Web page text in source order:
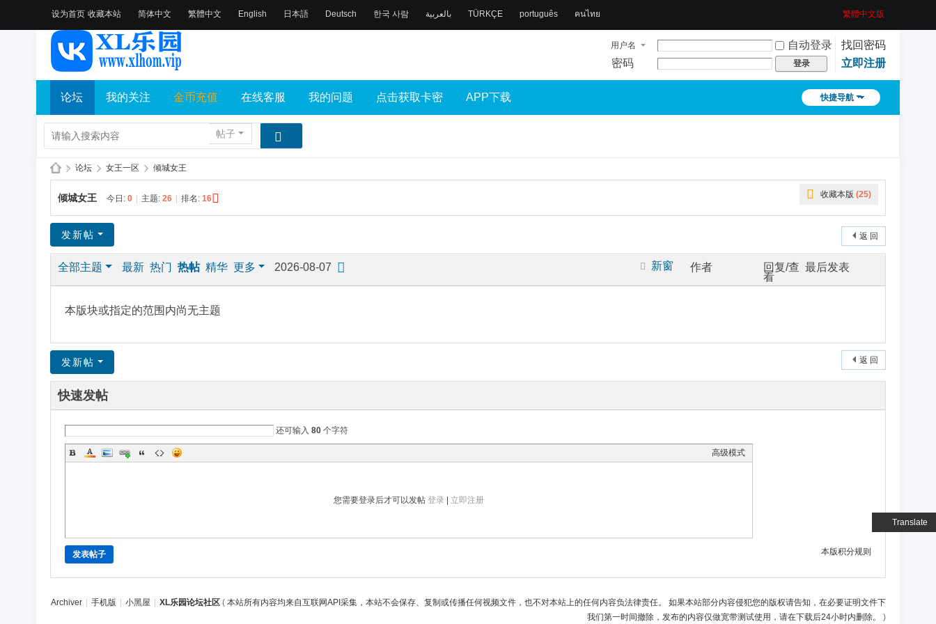
设为首页 收藏本站
Translate
简体中文 繁體中文 English 日本語 Deutsch 한국 사람 بالعربية TÜRKÇE português คนไทย 繁體中文版
用户名 自动登录
找回密码
密码
登录 立即注册
快捷导航
论坛 我的关注 金币充值 在线客服 我的问题 点击获取卡密 APP下载
帖子
乐
园
论
坛
» 论坛 › 女王一区 › 倾城女王
收藏本版 (25)
倾城女王 今日: 0 主题: 26 排名: 16
返 回
发新帖
新窗
全部主题 最新 热门 热帖 精华 更多 2026-08-07 作者
回复/查
看
最后发表
本版块或指定的范围内尚无主题
返 回
发新帖
快速发帖
还可输入 80 个字符
高级模式
您需要登录后才可以发帖 登录 立即注册
本版积分规则
发表帖子
Archiver 手机版 小黑屋 XL乐园论坛社区 ( 本站所有内容均来自互联网API采集，本站不会保存、复制或传播任何视频文件，也不对本站上的任何内容负法律责任。 如果本站部分内容侵犯您的版权请告知，在必要证明文件下
我们第一时间撤除，发布的内容仅做宽带测试使用，请在下载后24小时内删除。
)